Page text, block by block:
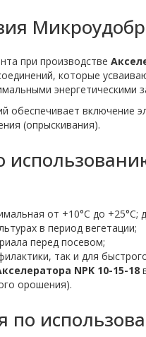
при производстве
которые
энергетическими
обеспечивает включение
(опрыскивания).
от +10°С до +25°С;
в период вегетации;
перед посевом;
так и для
NPK 10-15-18
орошения).
по